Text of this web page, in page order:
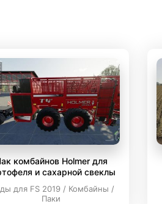
комбайнов Holmer для
и сахарной свеклы
для FS 2019 / Комбайны /
Паки